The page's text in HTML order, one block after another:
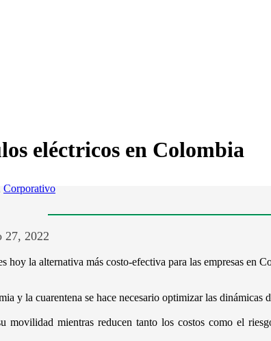
eléctricos en Colombia
Corporativo
27, 2022
hoy la alternativa más costo-efectiva para las empresas en
y la cuarentena se hace necesario optimizar las dinámicas
movilidad mientras reducen tanto los costos como el